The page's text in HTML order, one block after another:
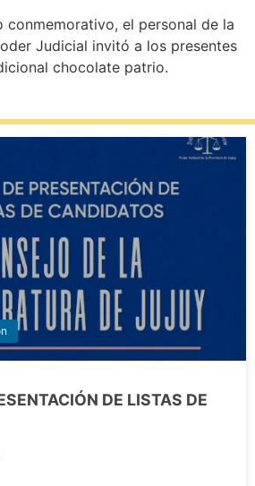
conmemorativo, el personal de la
Judicial invitó a los presentes
chocolate patrio.
DE LISTAS DE